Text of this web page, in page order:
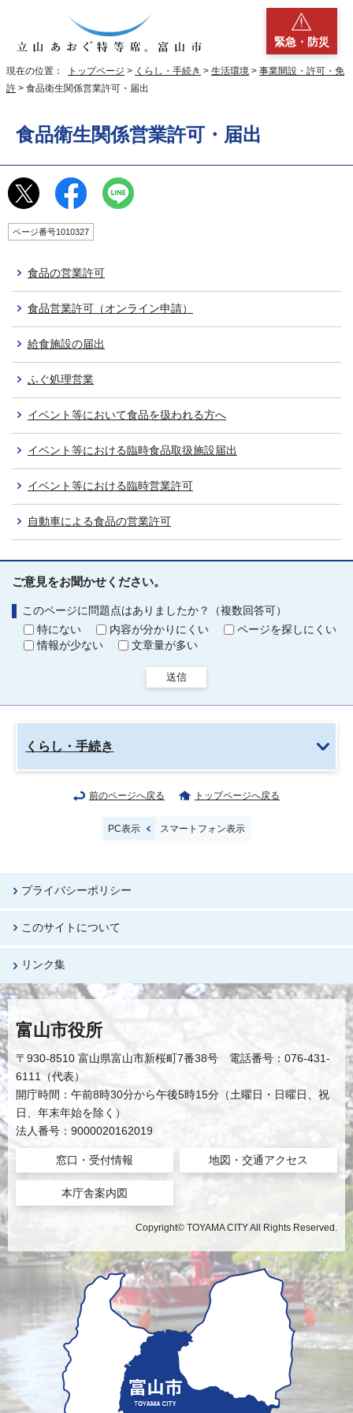
緊急・防災
現在の位置： トップページ > くらし・手続き > 生活環境 > 事業開設・許可・免
許 > 食品衛生関係営業許可・届出
食品衛生関係営業許可・届出
ページ番号1010327
食品の営業許可
食品営業許可（オンライン申請）
給食施設の届出
ふぐ処理営業
イベント等において食品を扱われる方へ
イベント等における臨時食品取扱施設届出
イベント等における臨時営業許可
自動車による食品の営業許可
ご意見をお聞かせください。
このページに問題点はありましたか？（複数回答可）
特にない
内容が分かりにくい
ページを探しにくい
情報が少ない
文章量が多い
送信
くらし・手続き
前のページへ戻る トップページへ戻る
PC表示 スマートフォン表示
プライバシーポリシー
このサイトについて
リンク集
富山市役所
〒930-8510 富山県富山市新桜町7番38号 電話番号：076-431-
6111（代表）
開庁時間：午前8時30分から午後5時15分（土曜日・日曜日、祝
日、年末年始を除く）
法人番号：9000020162019
窓口・受付情報 地図・交通アクセス
本庁舎案内図
Copyright© TOYAMA CITY All Rights Reserved.